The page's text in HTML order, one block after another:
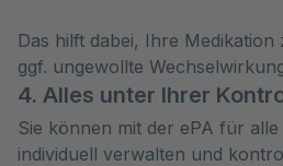
Das hilft dabei, Ihre
ggf. ungewollte
4. Alles unter Ihrer
Sie können mit der ePA für
individuell verwalten und